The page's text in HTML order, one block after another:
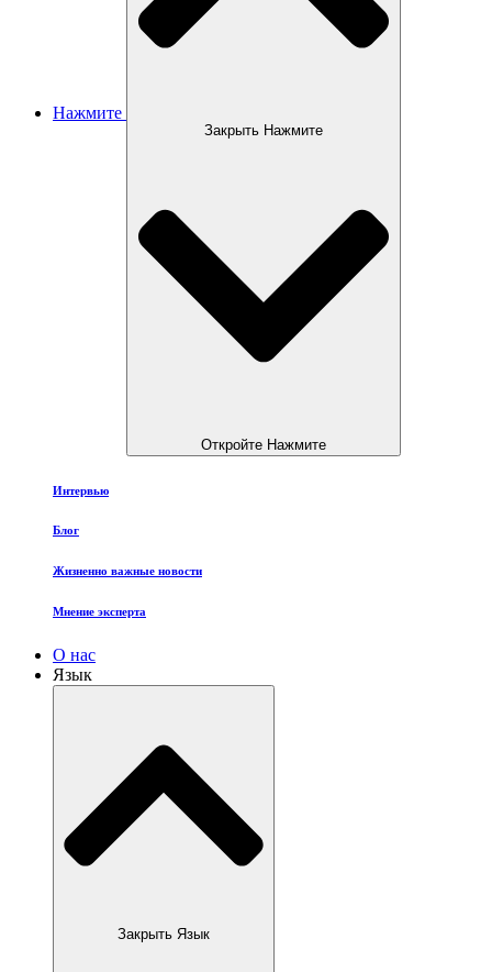
Нажмите
Закрыть Нажмите
Откройте Нажмите
Интервью
Блог
Жизненно важные новости
Мнение эксперта
О нас
Язык
Закрыть Язык